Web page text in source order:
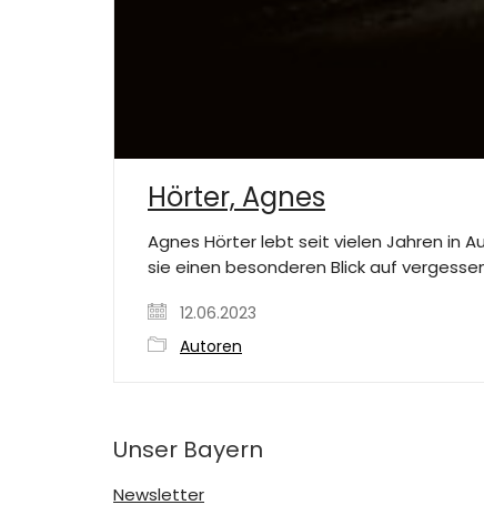
Hörter, Agnes
Agnes Hörter lebt seit vielen Jahren in
sie einen besonderen Blick auf
12.06.2023
Autoren
Unser Bayern
Newsletter